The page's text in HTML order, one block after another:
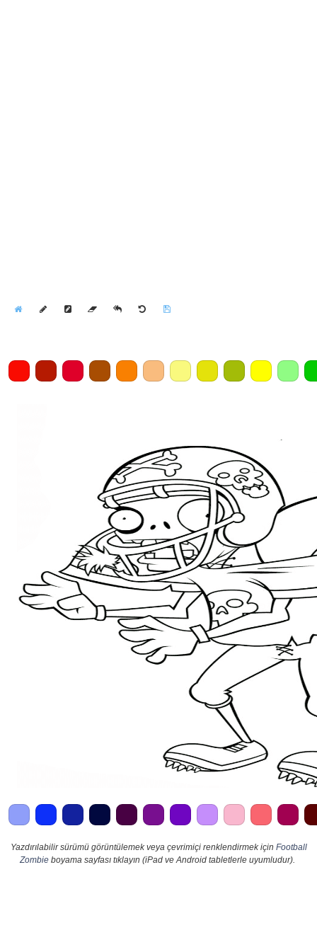
Yazdırılabilir sürümü görüntülemek veya çevrimiçi renklendirmek için Football
Zombie boyama sayfası tıklayın (iPad ve Android tabletlerle uyumludur).